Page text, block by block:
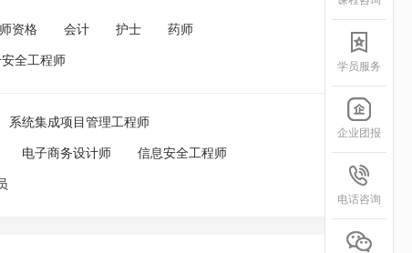
资格 会计 护士 药师
全工程师
系统集成项目管理工程师
电子商务设计师 信息安全工程师
学员服务
企业团报
电话咨询